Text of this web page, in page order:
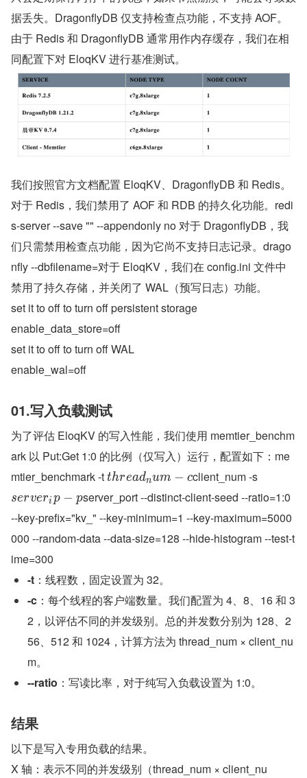
据丢失。DragonflyDB 仅支持检查点功能，不支持 AOF。
由于 Redis 和 DragonflyDB 通常用作内存缓存，我们在相
同配置下对 EloqKV 进行基准测试。
我们按照官方文档配置 EloqKV、DragonflyDB 和 Redis。
对于 Redis，我们禁用了 AOF 和 RDB 的持久化功能。redi
s-server --save "" --appendonly no 对于 DragonflyDB，我
们只需禁用检查点功能，因为它尚不支持日志记录。drago
nfly --dbfilename=对于 EloqKV，我们在 config.ini 文件中
禁用了持久存储，并关闭了 WAL（预写日志）功能。
set it to off to turn off persistent storage
enable_data_store=off
set it to off to turn off WAL
enable_wal=off
01.写入负载测试
为了评估 EloqKV 的写入性能，我们使用 memtier_benchm
ark 以 Put:Get 1:0 的比例（仅写入）运行，配置如下：me
mtier_benchmark -t threadnum − cclient_num -s
serveri p − pserver_port --distinct-client-seed --ratio=1:0
--key-prefix="kv_" --key-minimum=1 --key-maximum=5000
000 --random-data --data-size=128 --hide-histogram --test-t
ime=300
-t ：线程数，固定设置为 32。
-c ：每个线程的客户端数量。我们配置为 4、8、16 和 3
2，以评估不同的并发级别。总的并发数分别为 128、2
56、512 和 1024，计算方法为 thread_num × client_nu
m。
--ratio ：写读比率，对于纯写入负载设置为 1:0。
结果
以下是写入专用负载的结果。
X 轴：表示不同的并发级别（thread_num × client_nu